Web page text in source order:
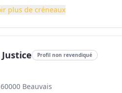
plus de créneaux
Profil non revendiqué
Beauvais